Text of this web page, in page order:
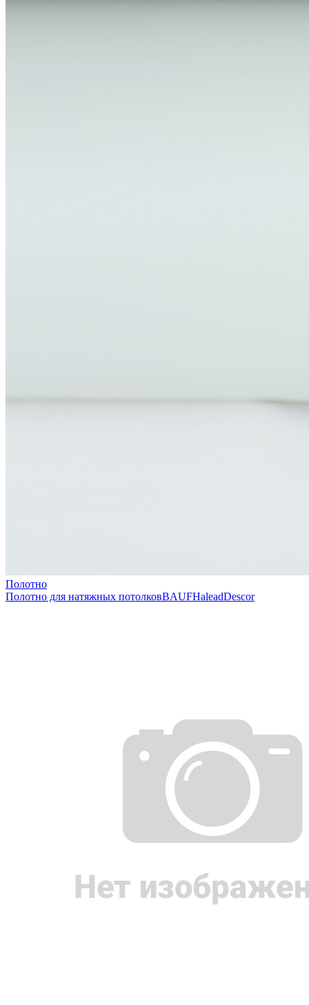
Полотно
Полотно для натяжных потолковBAUFHaleadDescor